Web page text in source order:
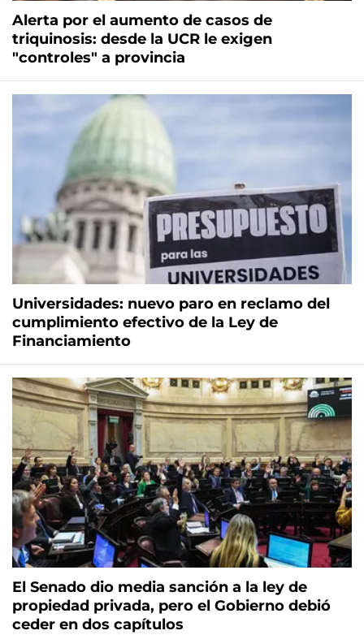
Alerta por el aumento de casos de
triquinosis: desde la UCR le exigen
"controles" a provincia
Universidades: nuevo paro en reclamo del
cumplimiento efectivo de la Ley de
Financiamiento
El Senado dio media sanción a la ley de
propiedad privada, pero el Gobierno debió
ceder en dos capítulos